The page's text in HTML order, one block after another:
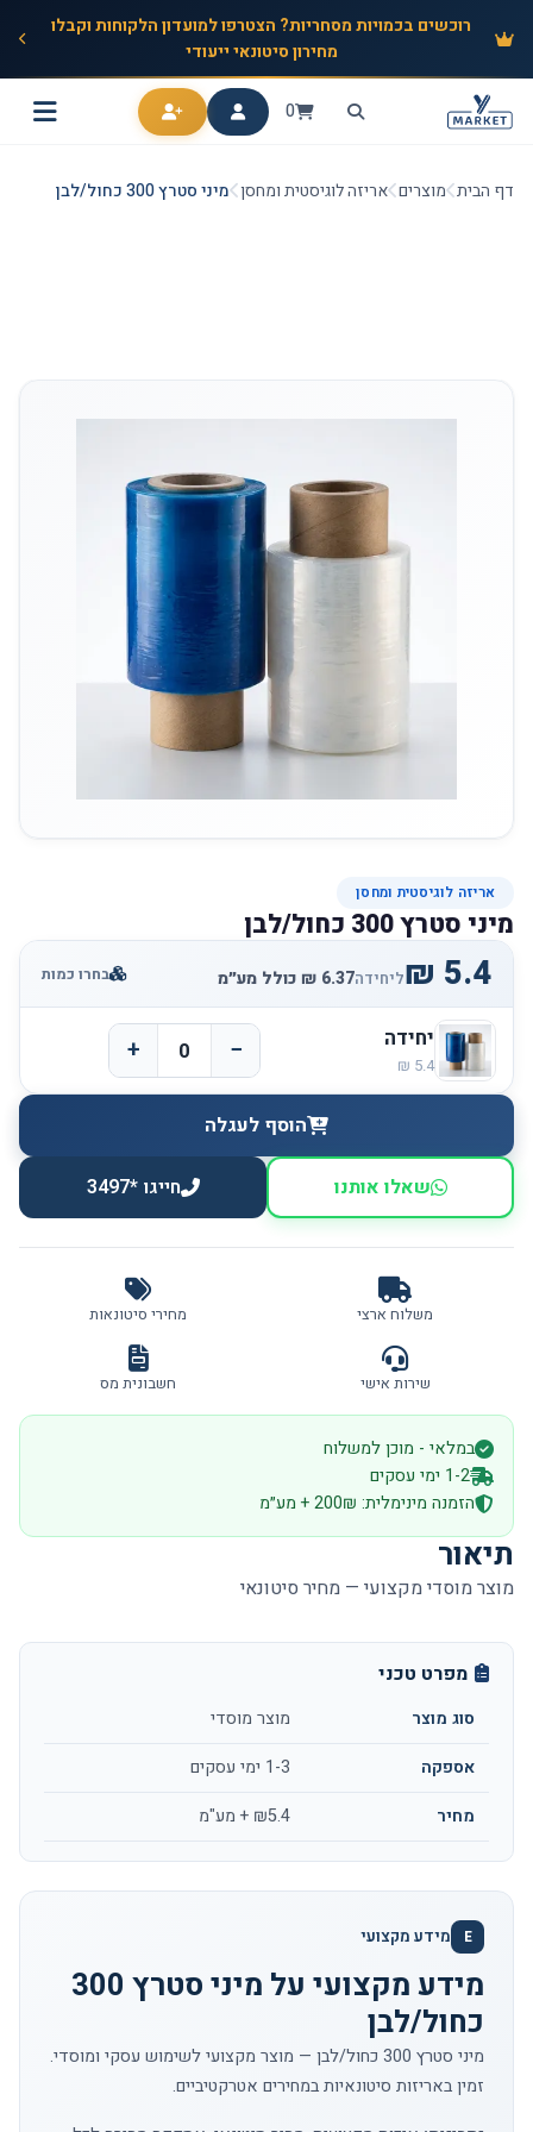
רוכשים בכמויות מסחריות? הצטרפו למועדון הלקוחות וקבלו
מחירון סיטונאי ייעודי
0
דף הבית מוצרים אריזה לוגיסטית ומחסן מיני סטרץ 300 כחול/לבן
אריזה לוגיסטית ומחסן
מיני סטרץ 300 כחול/לבן
ליחידה בחרו כמות
יחידה −
+
הוסף לעגלה
שאלו אותנו חייגו *3497
משלוח ארצי מחירי סיטונאות
שירות אישי חשבונית מס
במלאי - מוכן למשלוח
1-2 ימי עסקים
הזמנה מינימלית: 200₪ + מע״מ
תיאור
מוצר מוסדי מקצועי — מחיר סיטונאי
מפרט טכני
סוג מוצר
מוצר מוסדי
אספקה
1-3 ימי עסקים
מחיר
₪5.4 + מע"מ
E מידע מקצועי
מידע מקצועי על מיני סטרץ 300
כחול/לבן
מיני סטרץ 300 כחול/לבן — מוצר מקצועי לשימוש עסקי ומוסדי.
זמין באריזות סיטונאיות במחירים אטרקטיביים.